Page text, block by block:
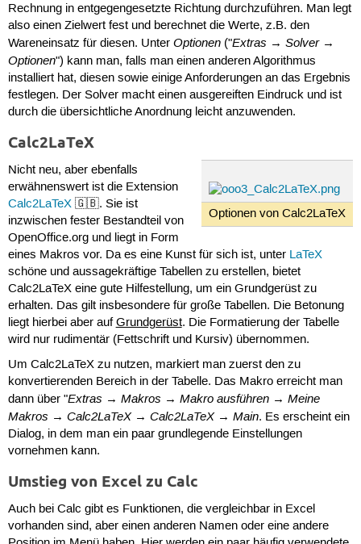
Rechnung in entgegengesetzte Richtung durchzuführen. Man legt
also einen Zielwert fest und berechnet die Werte, z.B. den
Wareneinsatz für diesen. Unter Optionen("Extras → Solver→
Optionen") kann man, falls man einen anderen Algorithmus
installiert hat, diesen sowie einige Anforderungen an das Ergebnis
festlegen. Der Solver macht einen ausgereiften Eindruck und ist
durch die übersichtliche Anordnung leicht anzuwenden.
Calc2LaTeX
Optionen von Calc2LaTeX
Nicht neu, aber ebenfalls
erwähnenswert ist die Extension
Calc2LaTeX🇬🇧. Sie ist
inzwischen fester Bestandteil von
OpenOffice.org und liegt in Form
eines Makros vor. Da es eine Kunst für sich ist, unter LaTeX
schöne und aussagekräftige Tabellen zu erstellen, bietet
Calc2LaTeX eine gute Hilfestellung, um ein Grundgerüst zu
erhalten. Das gilt insbesondere für große Tabellen. Die Betonung
liegt hierbei aber aufGrundgerüst. Die Formatierung der Tabelle
wird nur rudimentär (Fettschrift und Kursiv) übernommen.
Um Calc2LaTeX zu nutzen, markiert man zuerst den zu
konvertierenden Bereich in der Tabelle. Das Makro erreicht man
dann über "Extras → Makros → Makro ausführen→ Meine
Makros → Calc2LaTeX→ Calc2LaTeX→ Main. Es erscheint ein
Dialog, in dem man ein paar grundlegende Einstellungen
vornehmen kann.
Umstieg von Excel zu Calc
Auch bei Calc gibt es Funktionen, die vergleichbar in Excel
vorhanden sind, aber einen anderen Namen oder eine andere